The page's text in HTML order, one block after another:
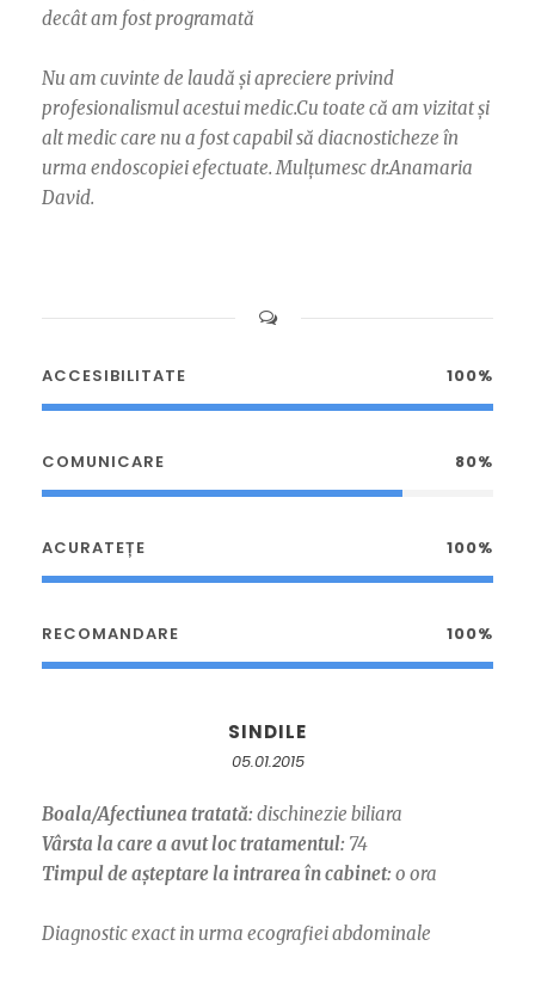
decât am fost programată
Nu am cuvinte de laudă și apreciere privind
profesionalismul acestui medic.Cu toate că am vizitat și
alt medic care nu a fost capabil să diacnosticheze în
urma endoscopiei efectuate. Mulțumesc dr.Anamaria
David.
ACCESIBILITATE 100%
COMUNICARE 80%
ACURATEȚE 100%
RECOMANDARE 100%
SINDILE
05.01.2015
Boala/Afectiunea tratată: dischinezie biliara
Vârsta la care a avut loc tratamentul: 74
Timpul de așteptare la intrarea în cabinet: o ora
Diagnostic exact in urma ecografiei abdominale